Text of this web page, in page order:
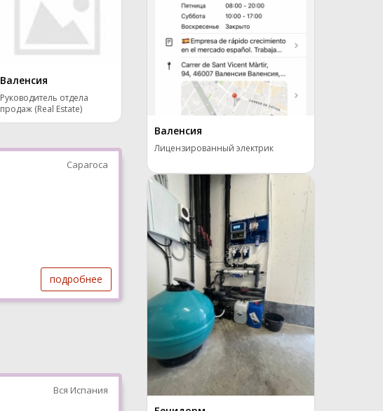
Валенсия
Руководитель отдела
продаж (Real Estate)
Сарагоса
подробнее
Вся Испания
Валенсия
Лицензированный электрик